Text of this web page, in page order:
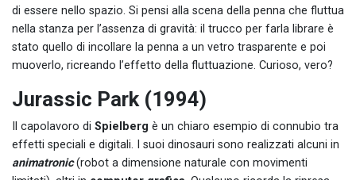
di essere nello spazio. Si pensi alla scena della penna che fluttua
nella stanza per l’assenza di gravità: il trucco per farla librare è
stato quello di incollare la penna a un vetro trasparente e poi
muoverlo, ricreando l’effetto della fluttuazione. Curioso, vero?
Jurassic Park (1994)
Il capolavoro di Spielberg è un chiaro esempio di connubio tra
effetti speciali e digitali. I suoi dinosauri sono realizzati alcuni in
animatronic(robot a dimensione naturale con movimenti